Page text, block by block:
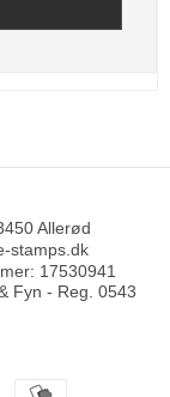
Allerød
stamps.dk
: 17530941
Fyn - Reg. 0543